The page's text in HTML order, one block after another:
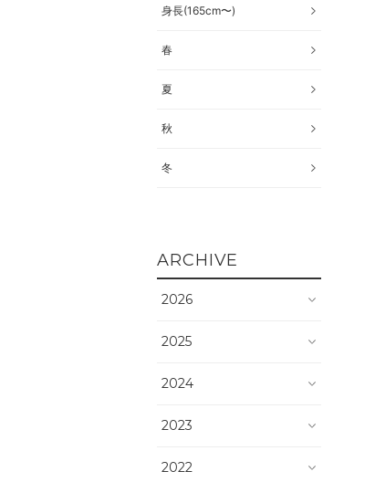
身長(165cm〜)
春
夏
秋
冬
ARCHIVE
2026
2025
2024
2023
2022